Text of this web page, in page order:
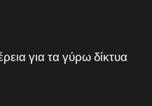
για τα γύρω δίκτυα